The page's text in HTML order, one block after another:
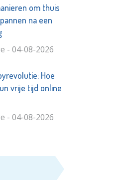
om thuis
na een
- 04-08-2026
Hoe
vrije tijd online
- 04-08-2026